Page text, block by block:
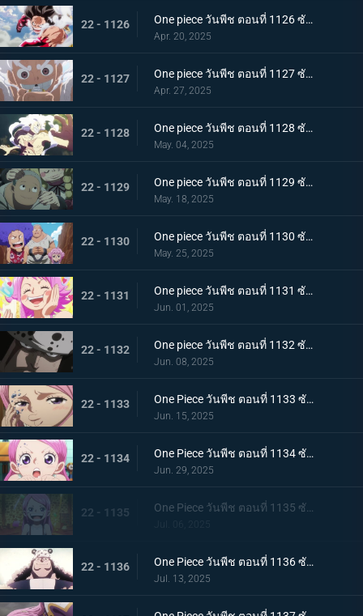
22 - 1126 One piece วันพีช ตอนที่ 1126 ซับไทย ความสิ้นหวังที่ใกล้เข้ามา ภารกิจอันน่าหดหู่ของพลเรือเอกคิซารุ
Apr. 20, 2025
22 - 1127 One piece วันพีช ตอนที่ 1127 ซับไทย ลูฟี่ ปะทะ คิซารุ มหาศึกเดือดที่พลิกผันได้ตลอดเวลา
Apr. 27, 2025
22 - 1128 One piece วันพีช ตอนที่ 1128 ซับไทย ฝันร้ายมาเยือน เซนต์แซทเทิร์น เทพนักรบแห่งวิทยาศาสตร์และกลาโหม
May. 04, 2025
22 - 1129 One piece วันพีช ตอนที่ 1129 ซับไทย อดีตของคุมะ โลกที่ตายไปเสียยังดีกว่า
May. 18, 2025
22 - 1130 One piece วันพีช ตอนที่ 1130 ซับไทย ประวัติศาสตร์ที่ถูกลบล้าง ก็อดวัลเลย์แห่งความสิ้นหวัง
May. 25, 2025
22 - 1131 One piece วันพีช ตอนที่ 1131 ซับไทย ความสุขเพียงชั่วคราว คุมาจี้กับจินนี่
Jun. 01, 2025
22 - 1132 One piece วันพีช ตอนที่ 1132 ซับไทย คำสาบานที่มีให้กับจินนี่ คุมะที่ได้กลายเป็นพ่อ
Jun. 08, 2025
22 - 1133 One Piece วันพีช ตอนที่ 1133 ซับไทย ช่วยบอนนี่ "แปซิฟิสต้า" ผู้ใจเสาะ คุมะ
Jun. 15, 2025
22 - 1134 One Piece วันพีช ตอนที่ 1134 ซับไทย ชะตากรรมอันโหดร้าย การตัดสินใจของคุมะผู้เป็นพ่อ
Jun. 29, 2025
22 - 1135 One Piece วันพีช ตอนที่ 1135 ซับไทย สู่ทะเลที่พ่ออยู่ อนาคตที่บอนนี่เลือก
Jul. 06, 2025
22 - 1136 One Piece วันพีช ตอนที่ 1136 ซับไทย ชีวิตของคุมะ
Jul. 13, 2025